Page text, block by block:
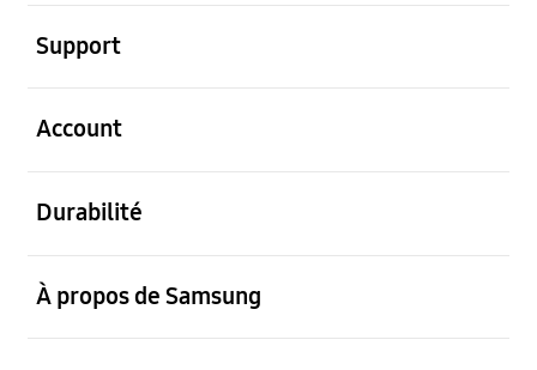
Support
Account
Durabilité
À propos de Samsung